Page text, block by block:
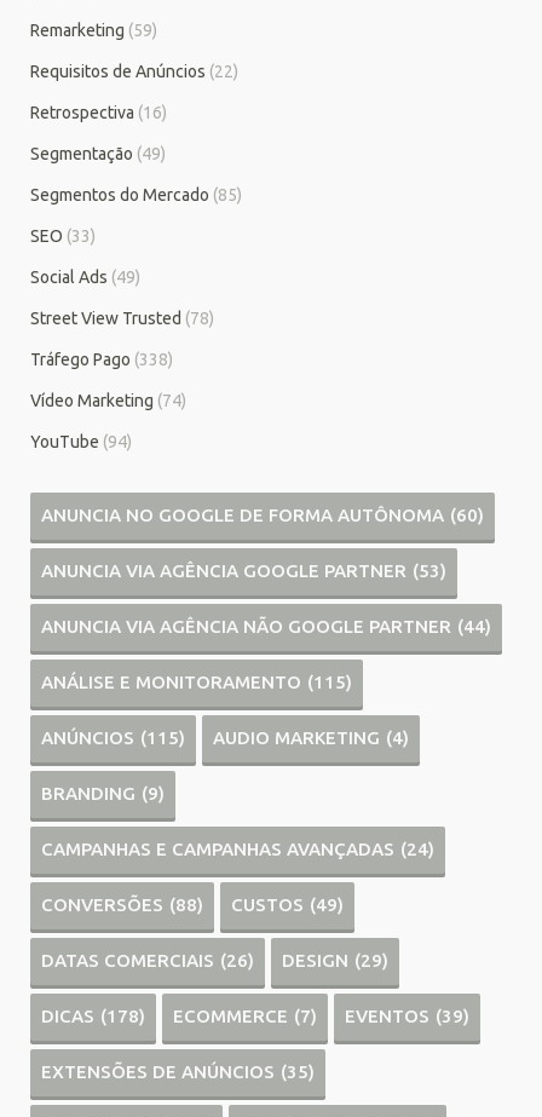
Remarketing (59)
Requisitos de Anúncios (22)
Retrospectiva (16)
Segmentação (49)
Segmentos do Mercado (85)
SEO (33)
Social Ads (49)
Street View Trusted (78)
Tráfego Pago (338)
Vídeo Marketing (74)
YouTube (94)
ANUNCIA NO GOOGLE DE FORMA AUTÔNOMA (60)
ANUNCIA VIA AGÊNCIA GOOGLE PARTNER (53)
ANUNCIA VIA AGÊNCIA NÃO GOOGLE PARTNER (44)
ANÁLISE E MONITORAMENTO (115)
ANÚNCIOS (115) AUDIO MARKETING (4)
BRANDING (9)
CAMPANHAS E CAMPANHAS AVANÇADAS (24)
CONVERSÕES (88) CUSTOS (49)
DATAS COMERCIAIS (26) DESIGN (29)
DICAS (178) ECOMMERCE (7) EVENTOS (39)
EXTENSÕES DE ANÚNCIOS (35)